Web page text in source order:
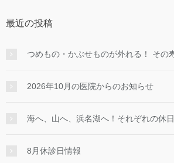
最近の投稿
つめもの・かぶせものが外れる！ その
2026年10月の医院からのお知らせ
海へ、山へ、浜名湖へ！それぞれの休
8月休診日情報